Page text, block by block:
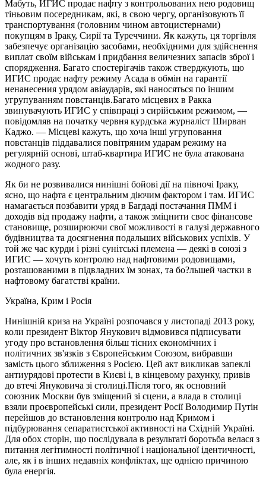
Мабуть, ИГИС продає нафту з контрольованих нею родовищ
тіньовим посередникам, які, в свою чергу, організовують її
транспортування (головним чином автоцистернами)
покупцям в Іраку, Сирії та Туреччини. Як кажуть, ця торгівля
забезпечує організацію засобами, необхідними для здійснення
виплат своїм військам і придбання величезних запасів зброї і
спорядження. Багато спостерігачів також стверджують, що
ИГИС продає нафту режиму Асада в обмін на гарантії
ненанесения урядом авіаударів, які наносяться по іншим
угрупуванням повстанців.Багато місцевих в Ракка
звинувачують ИГИС у співпраці з сирійським режимом, —
повідомляв на початку червня курдська журналіст Ширван
Каджо. — Місцеві кажуть, що хоча інші угруповання
повстанців піддавалися повітряним ударам режиму на
регулярній основі, штаб-квартира ИГИС не була атакована
жодного разу.
Як би не розвивалися нинішні бойові дії на півночі Іраку,
ясно, що нафта є центральним діючим фактором і там. ИГИС
намагається позбавити уряд в Багдаді постачання ПММ і
доходів від продажу нафти, а також зміцнити своє фінансове
становище, розширюючи свої можливості в галузі державного
будівництва та досягнення подальших військових успіхів. У
той же час курди і різні сунітські племена — деякі в союзі з
ИГИС — хочуть контролю над нафтовими родовищами,
розташованими в підвладних їм зонах, та бо?льшей частки в
нафтовому багатстві країни.
Україна, Крим і Росія
Нинішній криза на Україні розпочався у листопаді 2013 року,
коли президент Віктор Янукович відмовився підписувати
угоду про встановлення більш тісних економічних і
політичних зв'язків з Європейським Союзом, вибравши
замість цього зближення з Росією. Цей акт викликав запеклі
антиурядові протести в Києві і, в кінцевому рахунку, привів
до втечі Януковича зі столиці.Після того, як основний
союзник Москви був зміщений зі сцени, а влада в столиці
взяли проєвропейські сили, президент Росії Володимир Путін
перейшов до встановлення контролю над Кримом і
підбурювання сепаратистської активності на Східній Україні.
Для обох сторін, що послідувала в результаті боротьба велася з
питання легітимності політичної і національної ідентичності,
але, як і в інших недавніх конфліктах, ще однією причиною
була енергія.